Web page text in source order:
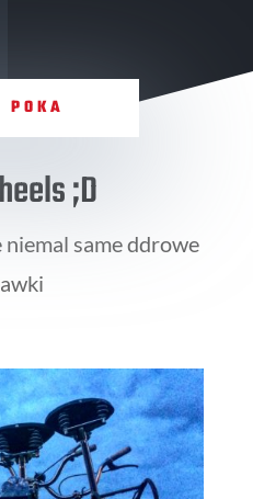
POKA
;D
niemal same ddrowe